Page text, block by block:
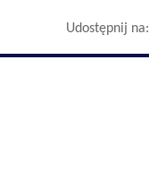
Udostępnij na: